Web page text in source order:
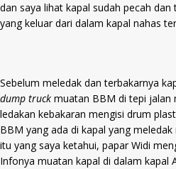
dan saya lihat kapal sudah pecah
yang keluar dari dalam kapal nahas
Sebelum meledak dan terbakarnya
dump truck muatan BBM di tepi jalan
ledakan kebakaran mengisi drum
BBM yang ada di kapal yang
itu yang saya ketahui, papar Widi
Infonya muatan kapal di dalam kapal